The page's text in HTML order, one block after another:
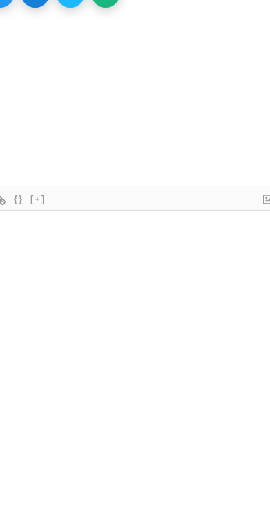
{} [+]